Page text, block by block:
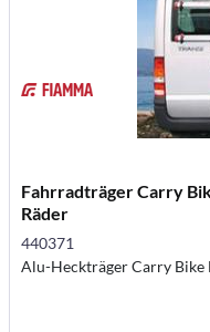
Fahrradträger Carry
Räder
440371
Alu-Heckträger Carry Bike